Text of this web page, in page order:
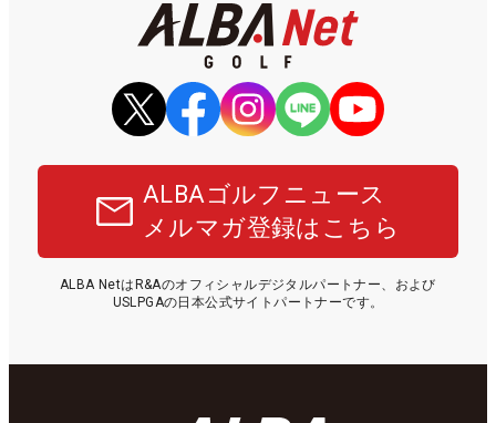
ALBAゴルフニュース
メルマガ登録はこちら
ALBA NetはR&Aのオフィシャルデジタルパートナー、および
USLPGAの日本公式サイトパートナーです。